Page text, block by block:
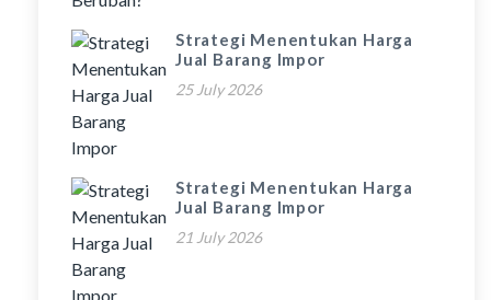
Strategi Menentukan Harga
Jual Barang Impor
25 July 2026
Strategi Menentukan Harga
Jual Barang Impor
21 July 2026